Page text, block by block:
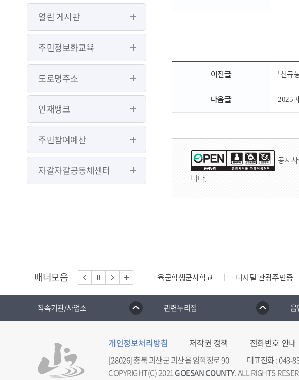
열린 게시판
주민정보화교육
도로명주소
인재뱅크
주민참여예산
자갈자갈공동체센터
이전글 「신
다음글 2025
공지
니다.
배너모음 육군학생군사학교 디지털 관광주민증
직속기관/사업소 관련누리집 읍
개인정보처리방침 저작권 정책 전화번호 안내
[28026] 충북 괴산군 괴산읍 임꺽정로 90 대표전화:043-
COPYRIGHT(C) 2021GOESAN COUNTY. ALL RIGHTS